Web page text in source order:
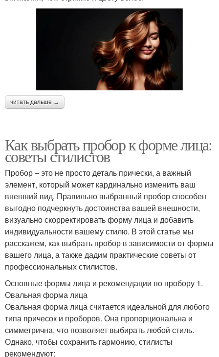
читать дальше →
Как выбрать пробор к форме лица:
советы стилистов
Пробор – это не просто деталь прически, а важный
элемент, который может кардинально изменить ваш
внешний вид. Правильно выбранный пробор способен
выгодно подчеркнуть достоинства вашей внешности,
визуально скорректировать форму лица и добавить
индивидуальности вашему стилю. В этой статье мы
расскажем, как выбрать пробор в зависимости от формы
вашего лица, а также дадим практические советы от
профессиональных стилистов.
Основные формы лица и рекомендации по пробору 1.
Овальная форма лица
Овальная форма лица считается идеальной для любого
типа причесок и проборов. Она пропорциональна и
симметрична, что позволяет выбирать любой стиль.
Однако, чтобы сохранить гармонию, стилисты
рекомендуют: